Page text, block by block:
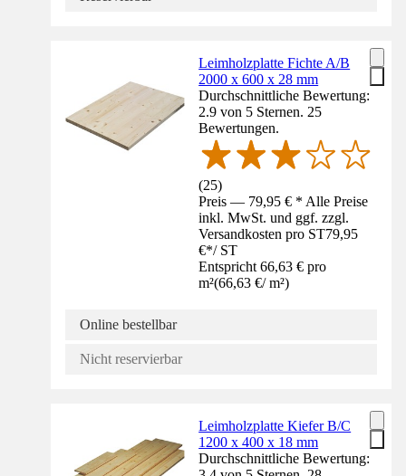
Leimholzplatte Fichte A/B
2000 x 600 x 28 mm
Durchschnittliche Bewertung:
2.9 von 5 Sternen. 25
Bewertungen.
(25)
Preis — 79,95 € * Alle Preise
inkl. MwSt. und ggf. zzgl.
Versandkosten pro ST79,95
€*/ ST
Entspricht 66,63 € pro
m²(66,63 €/ m²)
Online bestellbar
Nicht reservierbar
Leimholzplatte Kiefer B/C
1200 x 400 x 18 mm
Durchschnittliche Bewertung: